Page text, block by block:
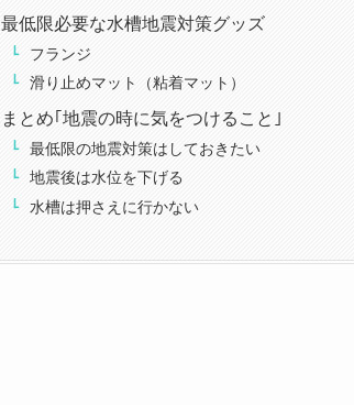
最低限必要な水槽地震対策グッズ
フランジ
滑り止めマット（粘着マット）
まとめ｢地震の時に気をつけること｣
最低限の地震対策はしておきたい
地震後は水位を下げる
水槽は押さえに行かない